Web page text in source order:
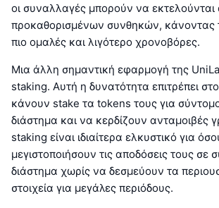
οι συναλλαγές μπορούν να εκτελούνται
προκαθορισμένων συνθηκών, κάνοντας
πιο ομαλές και λιγότερο χρονοβόρες.
Μια άλλη σημαντική εφαρμογή της
staking. Αυτή η δυνατότητα επιτρέπει
κάνουν stake τα tokens τους για
διάστημα και να κερδίζουν ανταμοιβές
staking είναι ιδιαίτερα ελκυστικό για
μεγιστοποιήσουν τις αποδόσεις τους σε
διάστημα χωρίς να δεσμεύουν τα
στοιχεία για μεγάλες περιόδους.